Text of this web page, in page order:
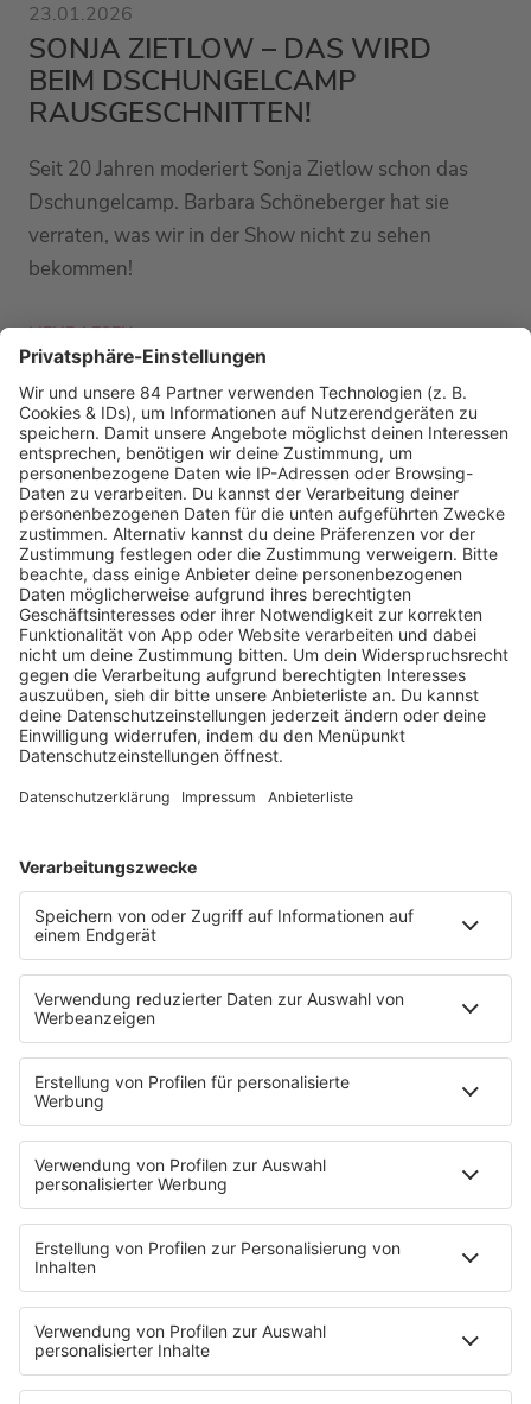
23.01.2026
SONJA ZIETLOW – DAS WIRD
BEIM DSCHUNGELCAMP
RAUSGESCHNITTEN!
Seit 20 Jahren moderiert Sonja Zietlow schon das
Dschungelcamp. Barbara Schöneberger hat sie
verraten, was wir in der Show nicht zu sehen
bekommen!
MEHR LESEN
PODCAST-GÄSTE: MEHR NEWS
HOME
RADIOS
barba radio
Lagerfeuer
Füße hoch
Schmusekatze
Song Contest
Mädelsabend
Ich hasse Sport
Sonntag Morgen
Strandbar
Putzfimmel
Deutschpop
Deutsche Liebeslieder
PODCASTS
Mit den Waffeln einer Frau
Frühstück bei Barbara
Brave & One
NotAufnahme
"Bewerbung und Karriere"
Aber bitte mit Schlager
Erdbeerkäse
Fitness mit M.A.R.K
Glück in Worten
Todesursache
Niemand muss ein Promi sein